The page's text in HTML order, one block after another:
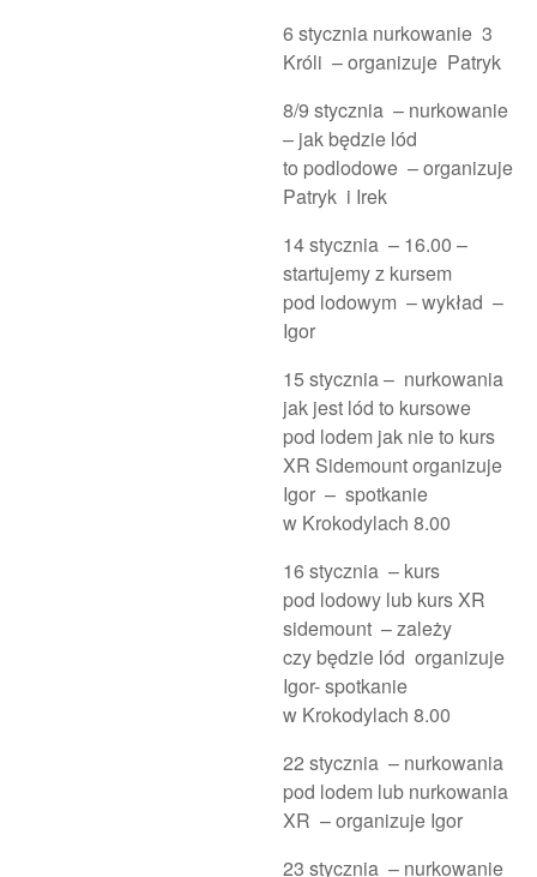
6 stycznia nurkowanie 3
Króli – organizuje Patryk
8/9 stycznia – nurkowanie
– jak będzie lód
to podlodowe – organizuje
Patryk i Irek
14 stycznia – 16.00 –
startujemy z kursem
pod lodowym – wykład –
Igor
15 stycznia – nurkowania
jak jest lód to kursowe
pod lodem jak nie to kurs
XR Sidemount organizuje
Igor – spotkanie
w Krokodylach 8.00
16 stycznia – kurs
pod lodowy lub kurs XR
sidemount – zależy
czy będzie lód organizuje
Igor- spotkanie
w Krokodylach 8.00
22 stycznia – nurkowania
pod lodem lub nurkowania
XR – organizuje Igor
23 stycznia – nurkowanie